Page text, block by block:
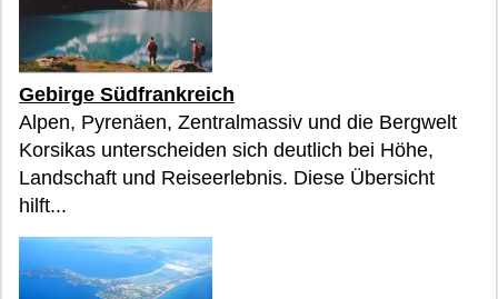
Gebirge Südfrankreich
Alpen, Pyrenäen, Zentralmassiv und die Bergwelt
Korsikas unterscheiden sich deutlich bei Höhe,
Landschaft und Reiseerlebnis. Diese Übersicht
hilft...